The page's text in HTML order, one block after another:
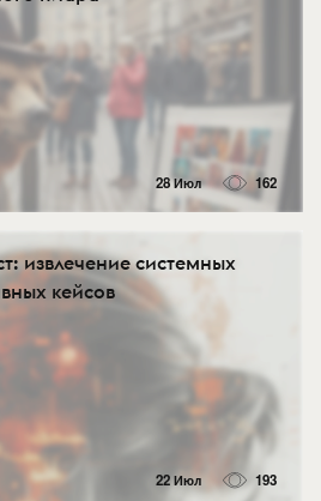
28 Июл 162
извлечение системных
кейсов
22 Июл 193